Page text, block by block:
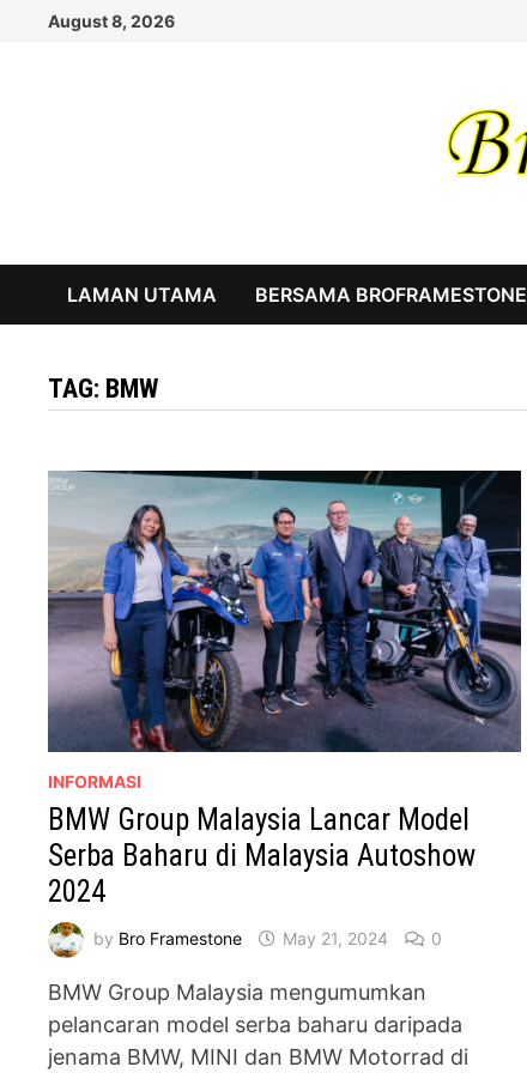
August 8, 2026
LAMAN UTAMA BERSAMA BROFRAMESTONE
TAG: BMW
INFORMASI
BMW Group Malaysia Lancar Model
Serba Baharu di Malaysia Autoshow
2024
by Bro Framestone May 21, 2024 0
BMW Group Malaysia mengumumkan
pelancaran model serba baharu daripada
jenama BMW, MINI dan BMW Motorrad di